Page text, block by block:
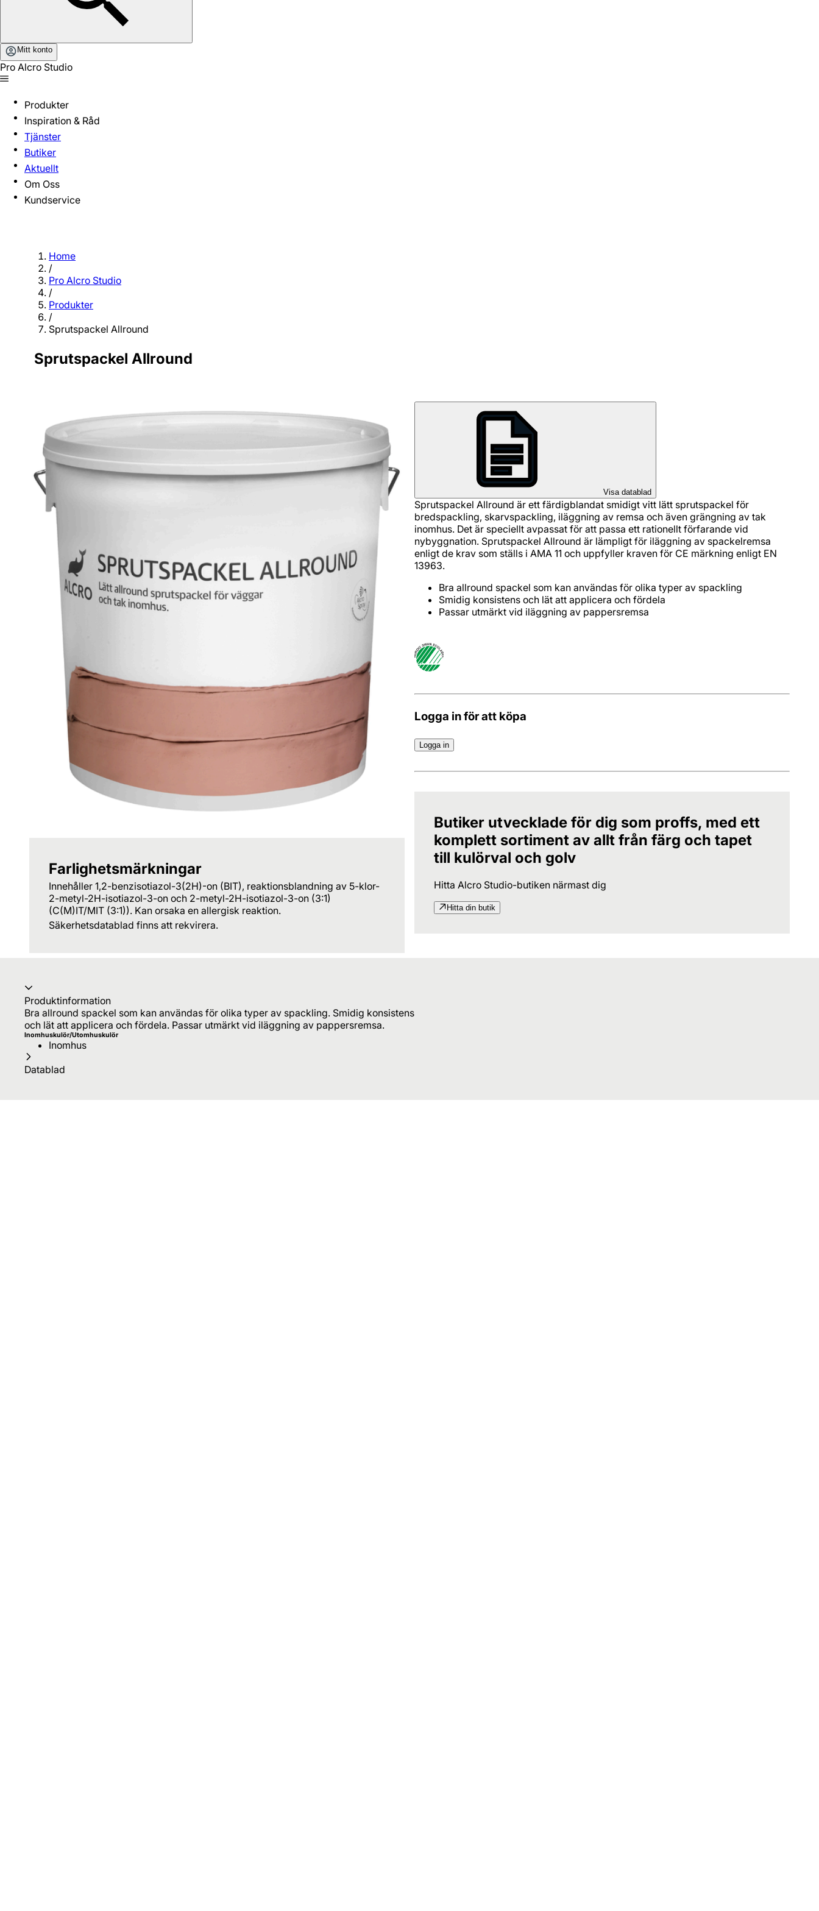
Mitt konto
Pro Alcro Studio
Produkter
Inspiration & Råd
Tjänster
Butiker
Aktuellt
Om Oss
Kundservice
Home
/
Pro Alcro Studio
/
Produkter
/
Sprutspackel Allround
Sprutspackel Allround
Farlighetsmärkningar
Innehåller 1,2-benzisotiazol-3(2H)-on (BIT), reaktionsblandning av 5-klor-
2-metyl-2H-isotiazol-3-on och 2-metyl-2H-isotiazol-3-on (3:1)
(C(M)IT/MIT (3:1)). Kan orsaka en allergisk reaktion.
Säkerhetsdatablad finns att rekvirera.
Visa datablad
Sprutspackel Allround är ett färdigblandat smidigt vitt lätt sprutspackel för
bredspackling, skarvspackling, iläggning av remsa och även grängning av tak
inomhus. Det är speciellt avpassat för att passa ett rationellt förfarande vid
nybyggnation. Sprutspackel Allround är lämpligt för iläggning av spackelremsa
enligt de krav som ställs i AMA 11 och uppfyller kraven för CE märkning enligt EN
13963.
Bra allround spackel som kan användas för olika typer av spackling
Smidig konsistens och lät att applicera och fördela
Passar utmärkt vid iläggning av pappersremsa
Logga in för att köpa
Logga in
Butiker utvecklade för dig som proffs, med ett
komplett sortiment av allt från färg och tapet
till kulörval och golv
Hitta Alcro Studio-butiken närmast dig
Hitta din butik
Produktinformation
Bra allround spackel som kan användas för olika typer av spackling. Smidig konsistens
och lät att applicera och fördela. Passar utmärkt vid iläggning av pappersremsa.
Inomhuskulör/Utomhuskulör
Inomhus
Datablad